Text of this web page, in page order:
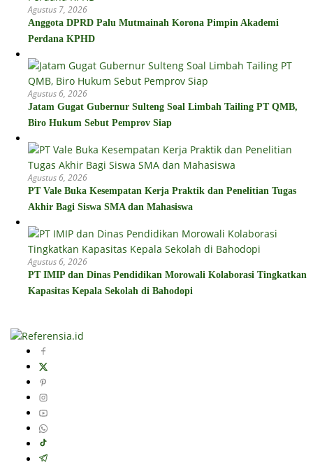
Agustus 7, 2026
Anggota DPRD Palu Mutmainah Korona Pimpin Akademi
Perdana KPHD
Agustus 6, 2026
Jatam Gugat Gubernur Sulteng Soal Limbah Tailing PT QMB,
Biro Hukum Sebut Pemprov Siap
Agustus 6, 2026
PT Vale Buka Kesempatan Kerja Praktik dan Penelitian Tugas
Akhir Bagi Siswa SMA dan Mahasiswa
Agustus 6, 2026
PT IMIP dan Dinas Pendidikan Morowali Kolaborasi Tingkatkan
Kapasitas Kepala Sekolah di Bahodopi